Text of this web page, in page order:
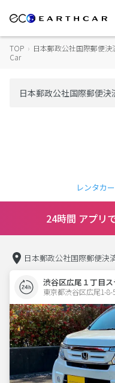
TOP › 日本郵政公社国際郵便
Car
レンタカ
24時間 アプリ
日本郵政公社国際郵便決
渋谷区広尾１丁目
東京都渋谷区広尾1-